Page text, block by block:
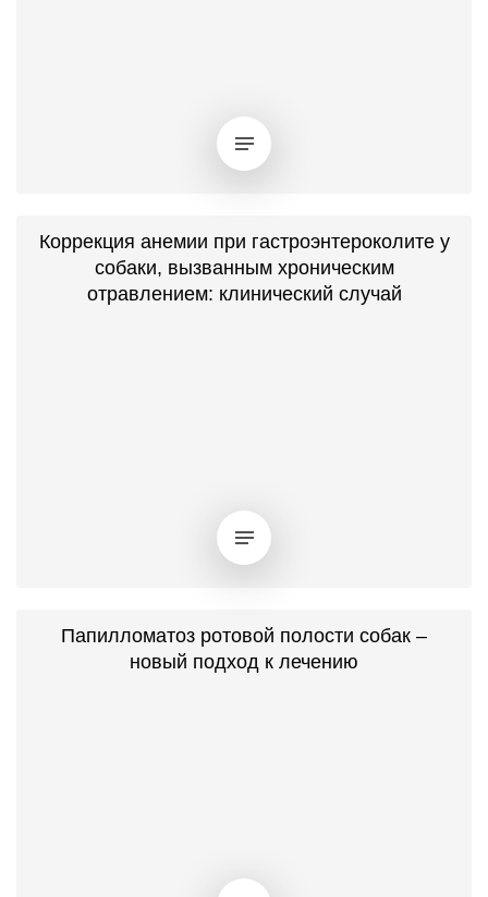
Коррекция анемии при гастроэнтероколите у
собаки, вызванным хроническим
отравлением: клинический случай
Папилломатоз ротовой полости собак –
новый подход к лечению